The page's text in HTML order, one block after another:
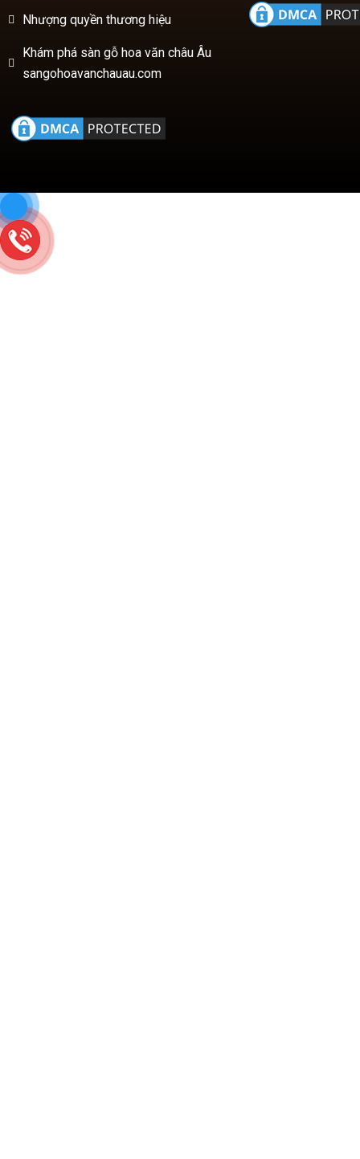
Nhượng quyền thương hiệu
Khám phá sàn gỗ hoa văn châu Âu
sangohoavanchauau.com